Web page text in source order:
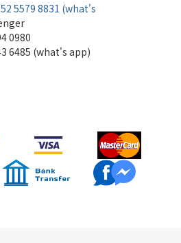
5579 8831 (what's
0980
6485 (what's app)